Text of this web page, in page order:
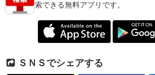
索できる無料アプリです。
ＳＮＳでシェアする